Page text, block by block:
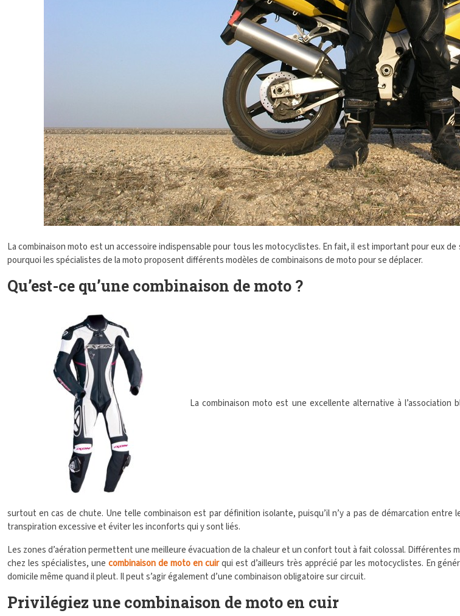
La combinaison moto est un accessoire indispensable pour tous les motocyclistes. En fait, il est important pour eux
pourquoi les spécialistes de la moto proposent différents modèles de combinaisons de moto pour se déplacer.
Qu’est-ce qu’une combinaison de moto ?
La combinaison moto est une excellente alternative à
surtout en cas de chute. Une telle combinaison est par définition isolante, puisqu’il n’y a pas de démarcation
transpiration excessive et éviter les inconforts qui y sont liés.
Les zones d’aération permettent une meilleure évacuation de la chaleur et un confort tout à fait colossal.
chez les spécialistes, une combinaison de moto en cuirqui est d’ailleurs très apprécié par les motocyclistes. En
domicile même quand il pleut. Il peut s’agir également d’une combinaison obligatoire sur circuit.
Privilégiez une combinaison de moto en cuir